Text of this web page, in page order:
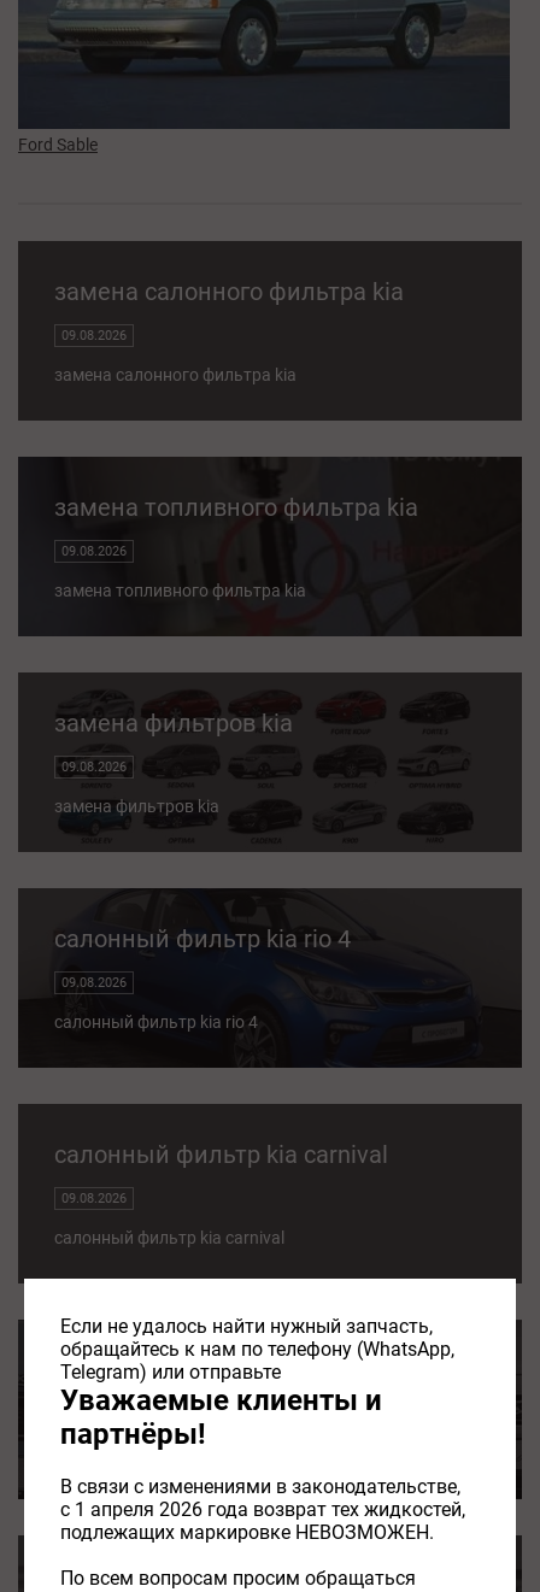
Ford Sable
замена салонного фильтра kia
09.08.2026
замена салонного фильтра kia
замена топливного фильтра kia
09.08.2026
замена топливного фильтра kia
замена фильтров kia
09.08.2026
замена фильтров kia
салонный фильтр kia rio 4
09.08.2026
салонный фильтр kia rio 4
салонный фильтр kia carnival
09.08.2026
салонный фильтр kia carnival
салонные фильтры hyundai kia
09.08.2026
салонные фильтры hyundai kia
kia sorento салонный фильтр
Если не удалось найти нужный запчасть,
обращайтесь к нам по телефону (WhatsApp,
Telegram) или отправьте
Уважаемые клиенты и
партнёры!
В связи с изменениями в законодательстве,
с 1 апреля 2026 года возврат тех жидкостей,
подлежащих маркировке НЕВОЗМОЖЕН.
По всем вопросам просим обращаться